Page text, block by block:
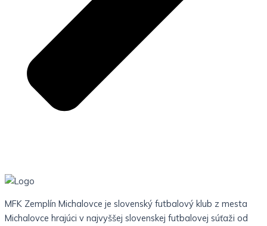
MFK Zemplín Michalovce je slovenský futbalový klub z mesta
Michalovce hrajúci v najvyššej slovenskej futbalovej súťaži od